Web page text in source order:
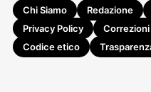
Chi Siamo Redazione
Privacy Policy
Correzioni
Codice etico